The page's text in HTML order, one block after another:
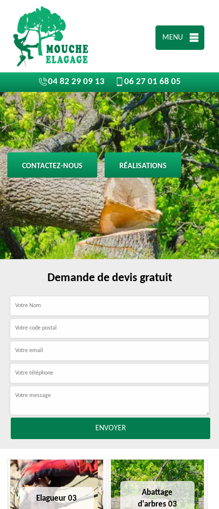
MENU
04 82 29 09 13 06 27 01 68 05
CONTACTEZ-NOUS RÉALISATIONS
Demande de devis gratuit
Elagueur 03
Abattage
d'arbres 03